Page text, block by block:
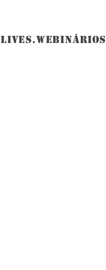
LIVES.WEBINÁRIOS